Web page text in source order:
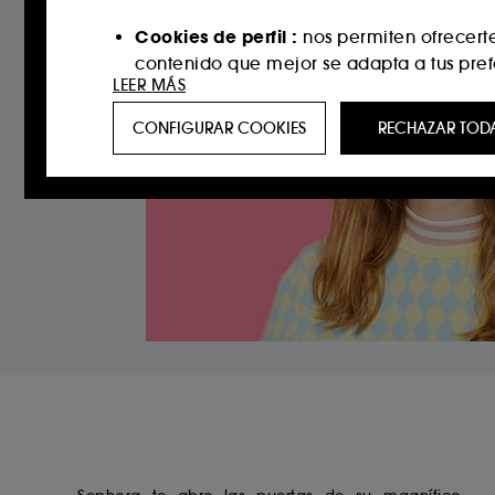
Cookies de perfil : nos permiten
contenido que mejor se adapta a tus
incluso en sitios web de terceros y
Cookies de medición de audiencias :
el fin de mejorar su funcionamiento.
Cookies de seguridad del pago : para
Exceptuando las cookies técnicas, la
CONFIGURAR COOKIES RECHAZAR
LEER MÁS